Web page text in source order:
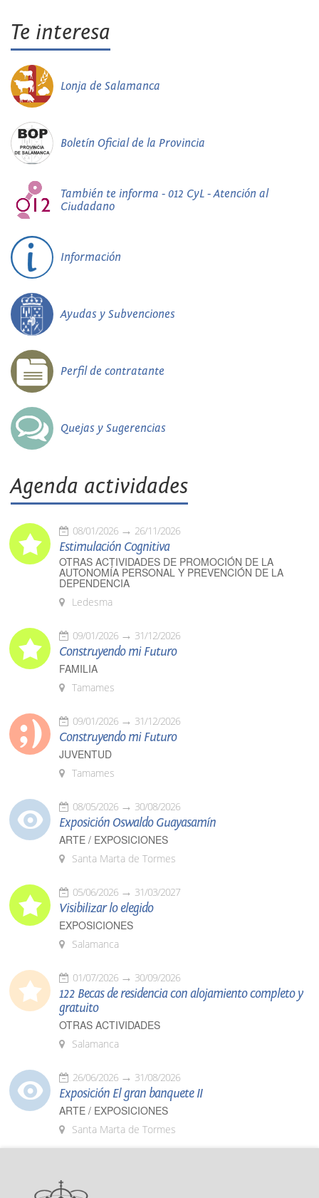
Te interesa
Lonja de Salamanca
Boletín Oficial de la Provincia
También te informa - 012 CyL - Atención al
Ciudadano
Información
Ayudas y Subvenciones
Perfil de contratante
Quejas y Sugerencias
Agenda actividades
08/01/2026 26/11/2026
Estimulación Cognitiva
OTRAS ACTIVIDADES DE PROMOCIÓN DE LA
AUTONOMÍA PERSONAL Y PREVENCIÓN DE LA
DEPENDENCIA
Ledesma
09/01/2026 31/12/2026
Construyendo mi Futuro
FAMILIA
Tamames
09/01/2026 31/12/2026
Construyendo mi Futuro
JUVENTUD
Tamames
08/05/2026 30/08/2026
Exposición Oswaldo Guayasamín
ARTE / EXPOSICIONES
Santa Marta de Tormes
05/06/2026 31/03/2027
Visibilizar lo elegido
EXPOSICIONES
Salamanca
01/07/2026 30/09/2026
122 Becas de residencia con alojamiento completo y
gratuito
OTRAS ACTIVIDADES
Salamanca
26/06/2026 31/08/2026
Exposición El gran banquete II
ARTE / EXPOSICIONES
Santa Marta de Tormes